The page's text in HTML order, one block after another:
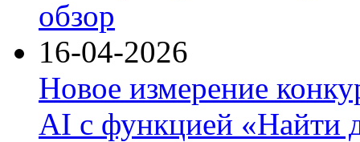
обзор
16-04-2026
Новое измерение
AI с функцией «Найти